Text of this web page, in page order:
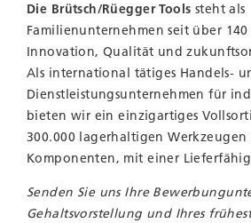
Die Brütsch/Rüegger Tools steht als
Familienunternehmen seit über
Innovation, Qualität und
Als international tätiges Handels-
Dienstleistungsunternehmen für
bieten wir ein einzigartiges
300.000 lagerhaltigen Werkzeugen
Komponenten, mit einer
Senden Sie uns Ihre Bewerbung
Gehaltsvorstellung und Ihres